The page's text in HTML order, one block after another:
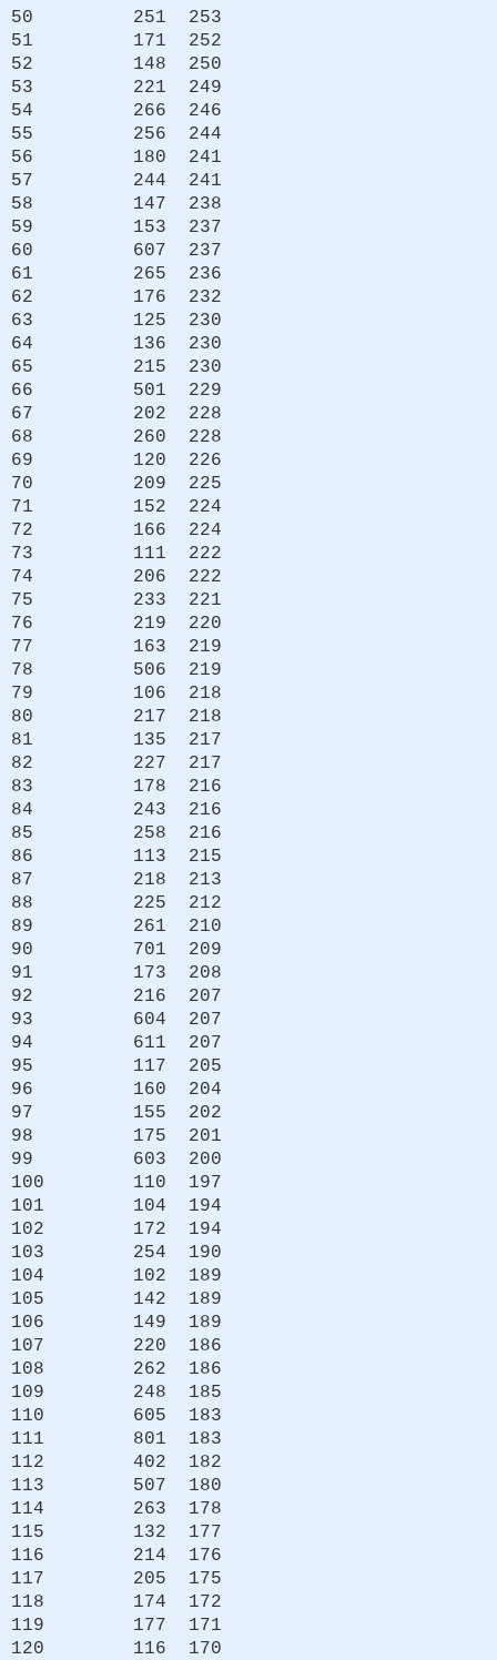
50 251 253
51 171 252
52 148 250
53 221 249
54 266 246
55 256 244
56 180 241
57 244 241
58 147 238
59 153 237
60 607 237
61 265 236
62 176 232
63 125 230
64 136 230
65 215 230
66 501 229
67 202 228
68 260 228
69 120 226
70 209 225
71 152 224
72 166 224
73 111 222
74 206 222
75 233 221
76 219 220
77 163 219
78 506 219
79 106 218
80 217 218
81 135 217
82 227 217
83 178 216
84 243 216
85 258 216
86 113 215
87 218 213
88 225 212
89 261 210
90 701 209
91 173 208
92 216 207
93 604 207
94 611 207
95 117 205
96 160 204
97 155 202
98 175 201
99 603 200
100 110 197
101 104 194
102 172 194
103 254 190
104 102 189
105 142 189
106 149 189
107 220 186
108 262 186
109 248 185
110 605 183
111 801 183
112 402 182
113 507 180
114 263 178
115 132 177
116 214 176
117 205 175
118 174 172
119 177 171
120 116 170